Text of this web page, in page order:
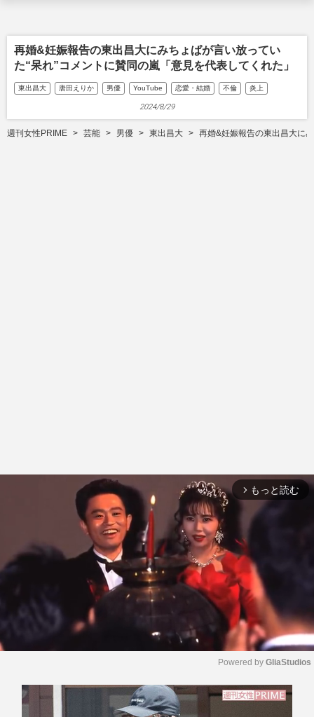
再婚&妊娠報告の東出昌大にみちょぱが言い放ってい
た“呆れ”コメントに賛同の嵐「意見を代表してくれた」
東出昌大 唐田えりか 男優 YouTube 恋愛・結婚 不倫 炎上
2024/8/29
週刊女性PRIME 芸能 男優 東出昌大 再婚&妊娠報告の東出昌大に
arrow_forward_ios もっと読む
M
u
Powered by GliaStudios